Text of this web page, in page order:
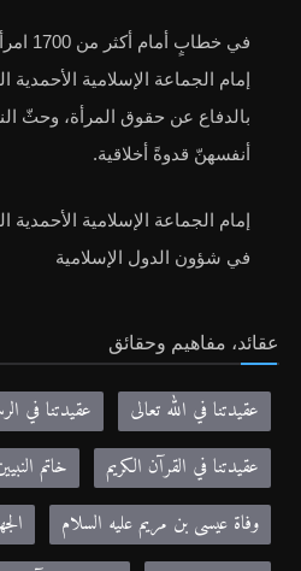
في
إمام الجماعة الإسلامية الأحمدية
بالدفاع عن حقوق المرأة، وحثّ
أنفسهنّ قدوةً أخلاقية.
إمام الجماعة الإسلامية الأحمدية
في شؤون الدول الإسلامية
عقائد، مفاهيم وحقائق
عقيدتنا في الله تعالى
عقيدتنا في
عقيدتنا في القرآن الكريم
خاتم
وفاة عيسى بن مريم عليه السلام